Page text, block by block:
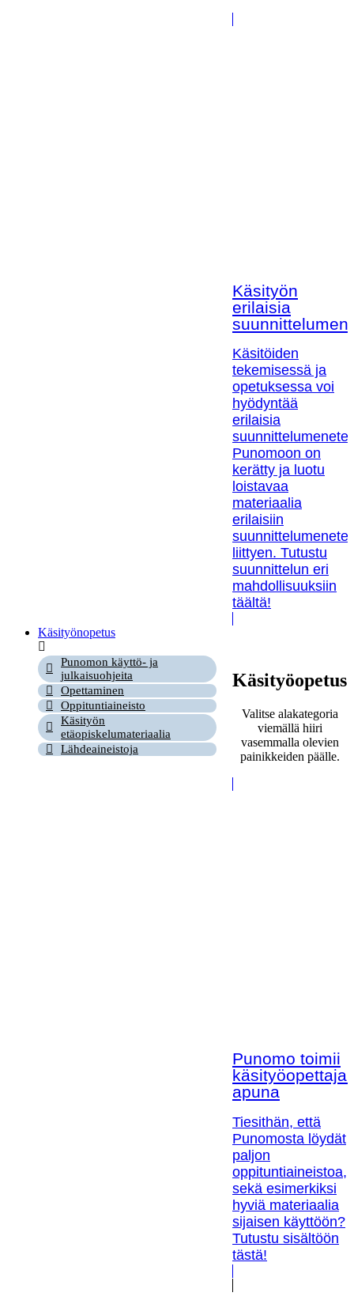
Käsityön
erilaisia
Käsitöiden
tekemisessä ja
opetuksessa voi
hyödyntää
erilaisia
Punomoon on
kerätty ja luotu
loistavaa
materiaalia
erilaisiin
liittyen. Tutustu
suunnittelun eri
mahdollisuuksiin
täältä!
Käsityönopetus
Punomon käyttö- ja
julkaisuohjeita
Opettaminen
Oppituntiaineisto
Käsityön
etäopiskelumateriaalia
Lähdeaineistoja
Käsityöopetus
Valitse alakategoria
viemällä hiiri
vasemmalla olevien
painikkeiden päälle.
Punomo toimii
apuna
Tiesithän, että
Punomosta löydät
paljon
oppituntiaineistoa,
sekä esimerkiksi
hyviä materiaalia
sijaisen käyttöön?
Tutustu sisältöön
tästä!